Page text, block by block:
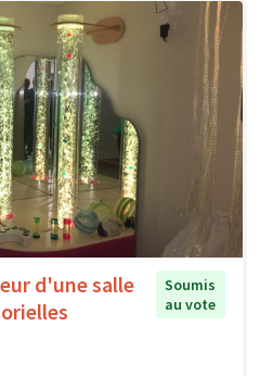
d'une salle
Soumis
au vote